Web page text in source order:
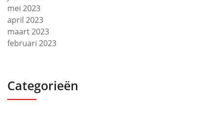
mei 2023
april 2023
maart 2023
februari 2023
Categorieën